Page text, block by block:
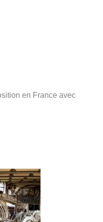
en France avec